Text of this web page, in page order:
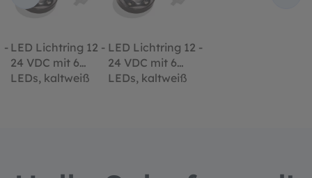
- LED Lichtring 12 -
24 VDC mit 6
LEDs, kaltweiß
LED Lichtring 12 -
24 VDC mit 6
LEDs, kaltweiß